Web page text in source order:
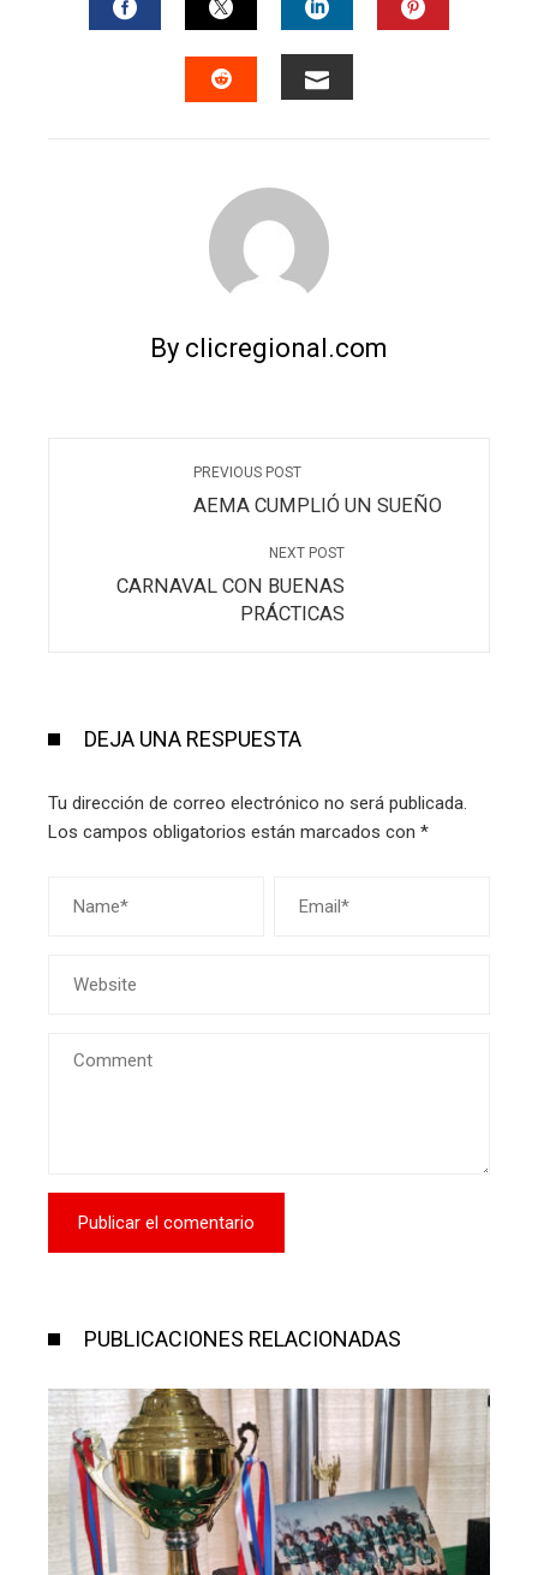
FACEBOOKTWITTERLINKEDIN
By clicregional.com
PREVIOUS POST
AEMA CUMPLIÓ UN SUEÑO
NEXT POST
CARNAVAL CON BUENAS
PRÁCTICAS
DEJA UNA RESPUESTA
Tu dirección de correo electrónico no será publicada.
Los campos obligatorios están marcados con *
PUBLICACIONES RELACIONADAS